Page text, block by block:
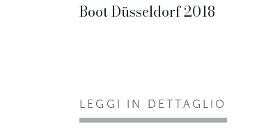
Boot Düsseldorf 2018
LEGGI IN DETTAGLIO